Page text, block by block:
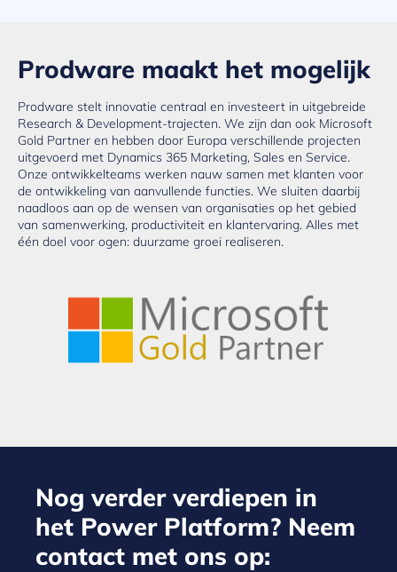
Prodware maakt het mogelijk
Prodware stelt innovatie centraal en investeert in uitgebreide
Research & Development-trajecten. We zijn dan ook Microsoft
Gold Partner en hebben door Europa verschillende projecten
uitgevoerd met Dynamics 365 Marketing, Sales en Service.
Onze ontwikkelteams werken nauw samen met klanten voor
de ontwikkeling van aanvullende functies. We sluiten daarbij
naadloos aan op de wensen van organisaties op het gebied
van samenwerking, productiviteit en klantervaring. Alles met
één doel voor ogen: duurzame groei realiseren.
Nog verder verdiepen in
het Power Platform? Neem
contact met ons op: